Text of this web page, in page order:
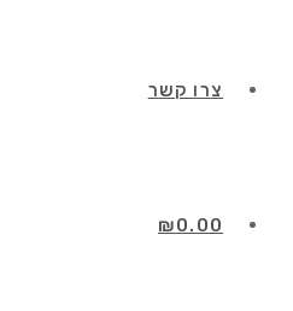
צרו קשר
₪0.00